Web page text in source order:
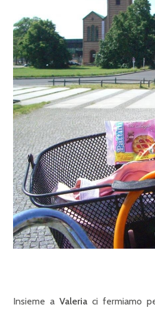
Insieme a Valeria ci fermiamo